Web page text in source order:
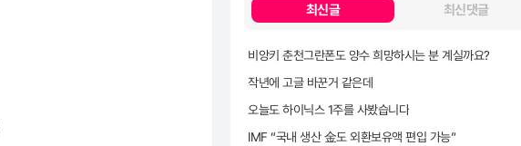
최신글 최신댓글
비앙키 춘천그란폰도 양수 희망하시는 분 계실까요?
작년에 고글 바꾼거 같은데
오늘도 하이닉스 1주를 사봤습니다
IMF “국내 생산 金도 외환보유액 편입 가능”